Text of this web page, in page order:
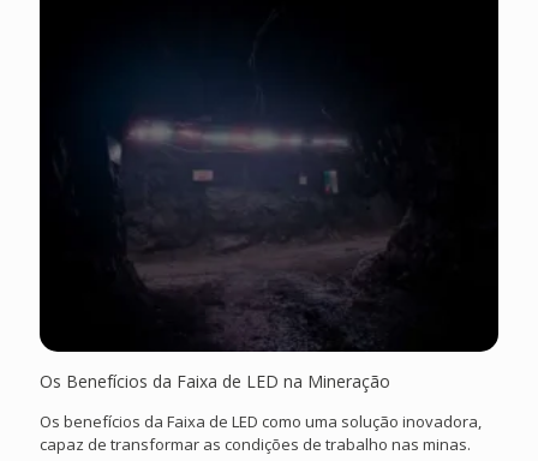
Os Benefícios da Faixa de LED na Mineração
Os benefícios da Faixa de LED como uma solução inovadora,
capaz de transformar as condições de trabalho nas minas.